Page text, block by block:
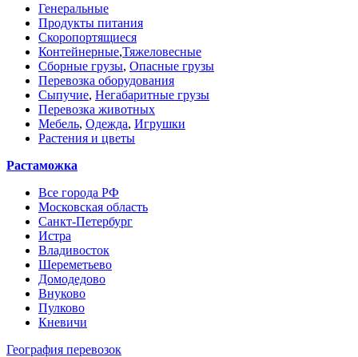
Генеральные
Продукты питания
Скоропортящиеся
Контейнерные,Тяжеловесные
Сборные грузы, Опасные грузы
Перевозка оборудования
Сыпучие, Негабаритные грузы
Перевозка животных
Мебель, Одежда, Игрушки
Растения и цветы
Растаможка
Все города РФ
Московская область
Санкт-Петербург
Истра
Владивосток
Шереметьево
Домодедово
Внуково
Пулково
Кневичи
География перевозок